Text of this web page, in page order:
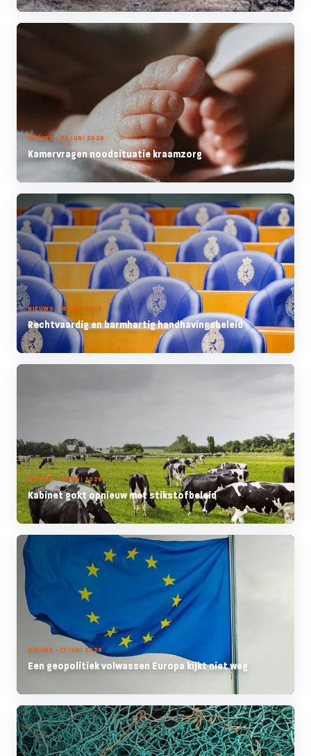
NIEUWS - 22 JUNI 2026
Kamervragen noodsituatie kraamzorg
NIEUWS - 18 JUNI 2026
Rechtvaardig en barmhartig handhavingsbeleid
NIEUWS - 18 JUNI 2026
Kabinet gokt opnieuw met stikstofbeleid
NIEUWS - 17 JUNI 2026
Een geopolitiek volwassen Europa kijkt niet weg